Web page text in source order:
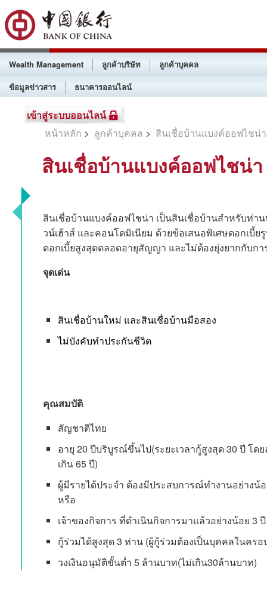
Wealth Management ลูกค้าบริษัท
ลูกค้าบุคคล
ข้อมูลข่าวสาร
ธนาคารออนไลน์
เข้าสู่ระบบออนไลน์
หน้าหลัก > ลูกค้าบุคคล > สินเชื่อบ้านแบงค์ออฟไชน่า
สินเชื่อบ้านแบงค์ออฟไชน่า
สินเชื่อบ้านแบงค์ออฟไชน่า เป็นสินเชื่อบ้านสำหรับท่า
วน์เฮ้าส์ และคอนโดมิเนียม ด้วยข้อเสนอพิเศษดอกเบี้
ดอกเบี้ยสูงสุดตลอดอายุสัญญา และไม่ต้องยุ่งยากกับก
จุดเด่น
สินเชื่อบ้านใหม่ และสินเชื่อบ้านมือสอง
ไม่บังคับทำประกันชีวิต
คุณสมบัติ
สัญชาติไทย
อายุ 20 ปีบริบูรณ์ขึ้นไป(ระยะเวลากู้สูงสุด 30 ปี โด
เกิน 65 ปี)
ผู้มีรายได้ประจำ ต้องมีประสบการณ์ทำงานอย่างน้
หรือ
เจ้าของกิจการ ที่ดำเนินกิจการมาแล้วอย่างน้อย 3
กู้ร่วมได้สูงสุด 3 ท่าน (ผู้กู้ร่วมต้องเป็นบุคคลในคร
วงเงินอนุมัติขั้นต่ำ 5 ล้านบาท(ไม่เกิน30ล้านบาท)